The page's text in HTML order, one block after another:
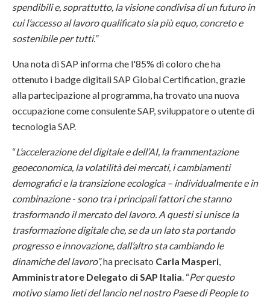
spendibili e, soprattutto, la visione condivisa di un futuro in
cui l’accesso al lavoro qualificato sia più equo, concreto e
sostenibile per tutti.”
Una nota di SAP informa che l'85% di coloro che ha
ottenuto i badge digitali SAP Global Certification, grazie
alla partecipazione al programma, ha trovato una nuova
occupazione come consulente SAP, sviluppatore o utente di
tecnologia SAP.
“L’accelerazione del digitale e dell’AI, la frammentazione
geoeconomica, la volatilità dei mercati, i cambiamenti
demografici e la transizione ecologica – individualmente e in
combinazione - sono tra i principali fattori che stanno
trasformando il mercato del lavoro. A questi si unisce la
trasformazione digitale che, se da un lato sta portando
progresso e innovazione, dall’altro sta cambiando le
dinamiche del lavoro”,ha precisato Carla Masperi
Amministratore Delegato di SAP Italia . “Per questo
motivo siamo lieti del lancio nel nostro Paese di People to